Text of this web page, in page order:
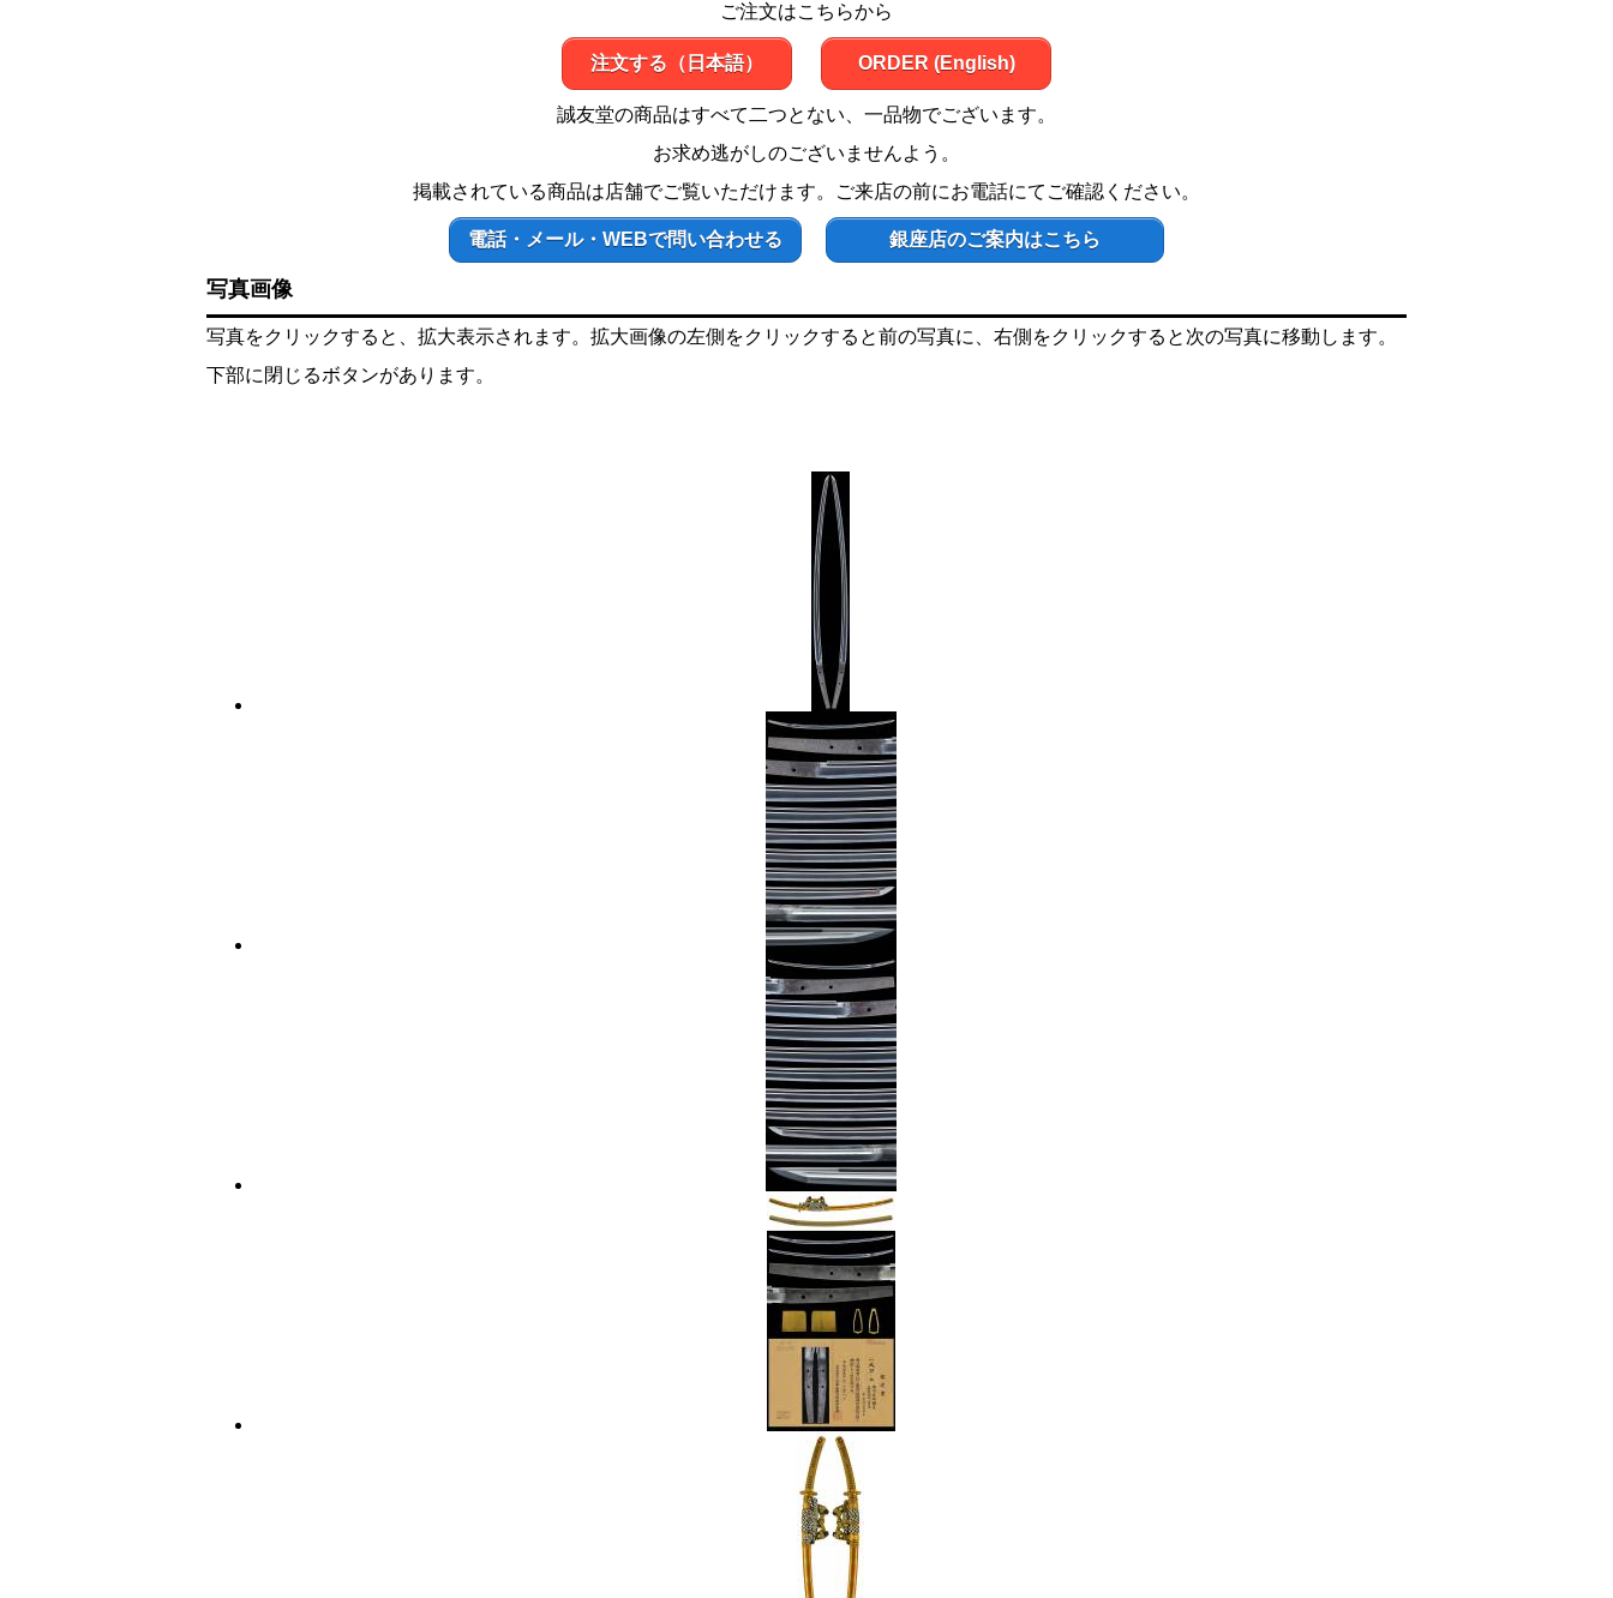
ご注文はこちらから
注文する（日本語） ORDER (English)
誠友堂の商品はすべて二つとない、一品物でございます。
お求め逃がしのございませんよう。
掲載されている商品は店舗でご覧いただけます。ご来店の前にお電話にてご確認ください。
電話・メール・WEBで問い合わせる 銀座店のご案内はこちら
写真画像
写真をクリックすると、拡大表示されます。拡大画像の左側をクリックすると前の写真に、右側をクリックすると次の写真に移動します。
下部に閉じるボタンがあります。